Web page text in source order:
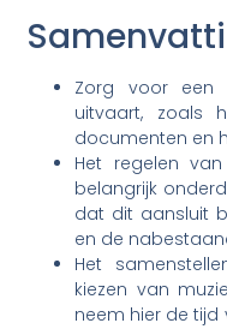
Zorg voor een
uitvaart, zoals
documenten en
Het regelen
belangrijk
dat dit aansluit
en de
Het
kiezen van
neem hier de